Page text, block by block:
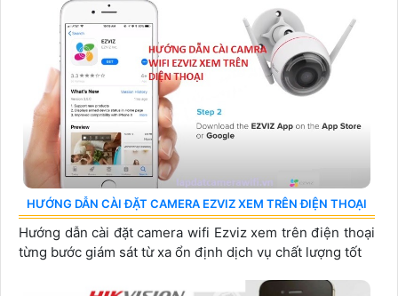
HƯỚNG DẪN CÀI ĐẶT CAMERA EZVIZ XEM TRÊN ĐIỆN THOẠI
Hướng dẫn cài đặt camera wifi Ezviz xem trên điện thoại
từng bước giám sát từ xa ổn định dịch vụ chất lượng tốt